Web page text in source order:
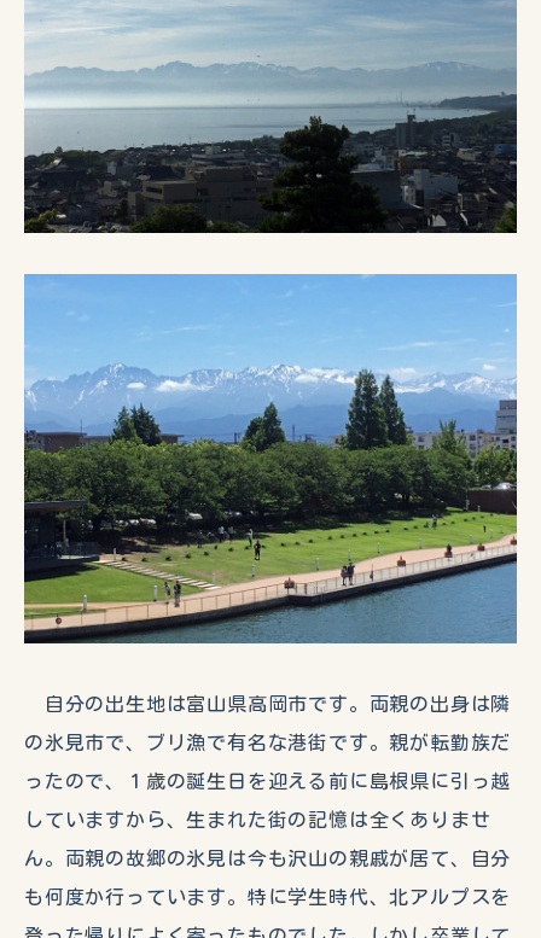
自分の出生地は富山県高岡市です。両親の出身は隣
の氷見市で、ブリ漁で有名な港街です。親が転勤族だ
ったので、１歳の誕生日を迎える前に島根県に引っ越
していますから、生まれた街の記憶は全くありませ
ん。両親の故郷の氷見は今も沢山の親戚が居て、自分
も何度か行っています。特に学生時代、北アルプスを